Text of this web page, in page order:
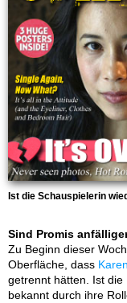
Ist die Schauspielerin
Sind Promis
Zu Beginn dieser
Oberfläche, dass
getrennt hätten. Ist
bekannt durch ihre